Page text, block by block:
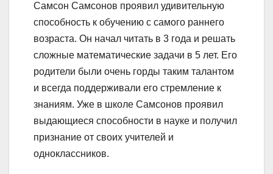
Самсон Самсонов проявил удивительную
способность к обучению с самого раннего
возраста. Он начал читать в 3 года и решать
сложные математические задачи в 5 лет. Его
родители были очень горды таким талантом
и всегда поддерживали его стремление к
знаниям. Уже в школе Самсонов проявил
выдающиеся способности в науке и получил
признание от своих учителей и
одноклассников.